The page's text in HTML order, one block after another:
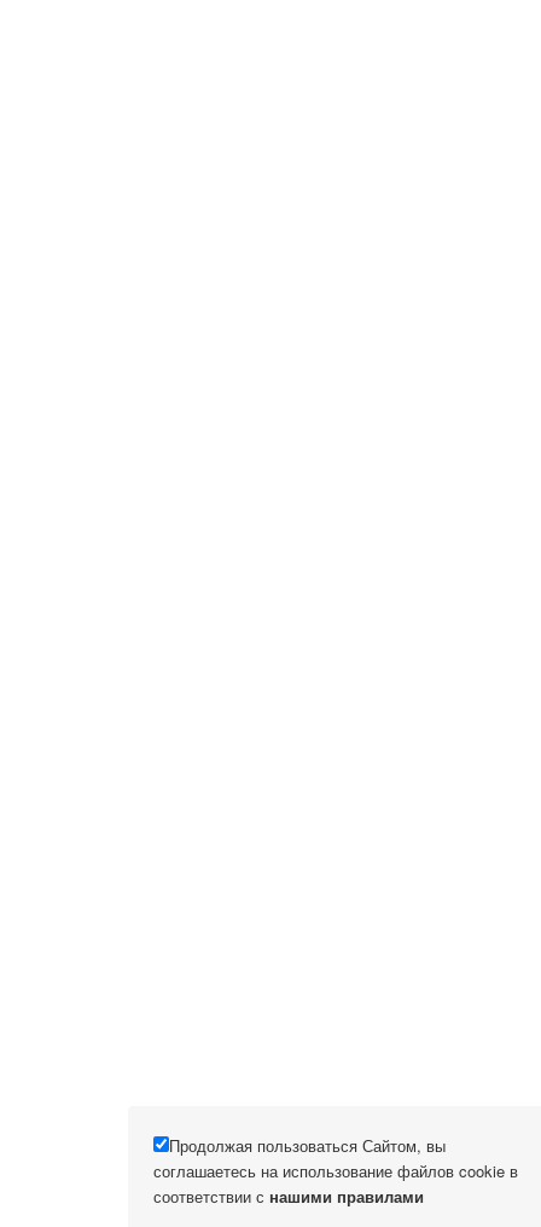
Продолжая пользоваться Сайтом, вы
соглашаетесь на использование файлов cookie в
соответствии с нашими правилами